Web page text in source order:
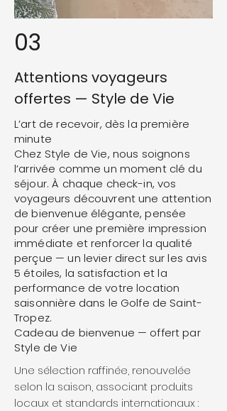
03
Attentions voyageurs
offertes — Style de Vie
L’art de recevoir, dès la première
minute
Chez Style de Vie, nous soignons
l’arrivée comme un moment clé du
séjour. À chaque check-in, vos
voyageurs découvrent une attention
de bienvenue élégante, pensée
pour créer une première impression
immédiate et renforcer la qualité
perçue — un levier direct sur les avis
5 étoiles, la satisfaction et la
performance de votre location
saisonnière dans le Golfe de Saint-
Tropez.
Cadeau de bienvenue — offert par
Style de Vie
Une sélection raffinée, renouvelée
selon la saison, associant produits
locaux et standards internationaux :